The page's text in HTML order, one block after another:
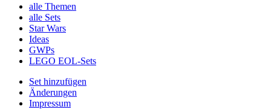
alle Themen
alle Sets
Star Wars
Ideas
GWPs
LEGO EOL-Sets
Set hinzufügen
Änderungen
Impressum